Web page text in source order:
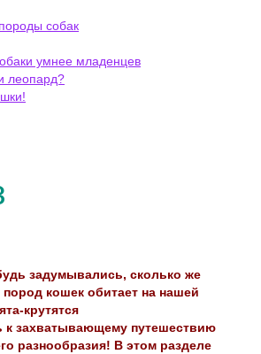
собак
умнее младенцев
леопард?
задумывались, сколько же
кошек обитает на нашей
к захватывающему путешествию
разнообразия! В этом разделе